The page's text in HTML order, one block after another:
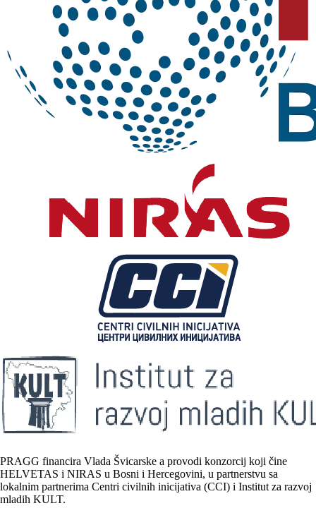
PRAGG financira Vlada Švicarske a provodi konzorcij koji čine
HELVETAS i NIRAS u Bosni i Hercegovini, u partnerstvu sa
lokalnim partnerima Centri civilnih inicijativa (CCI) i Institut za razvoj
mladih KULT.